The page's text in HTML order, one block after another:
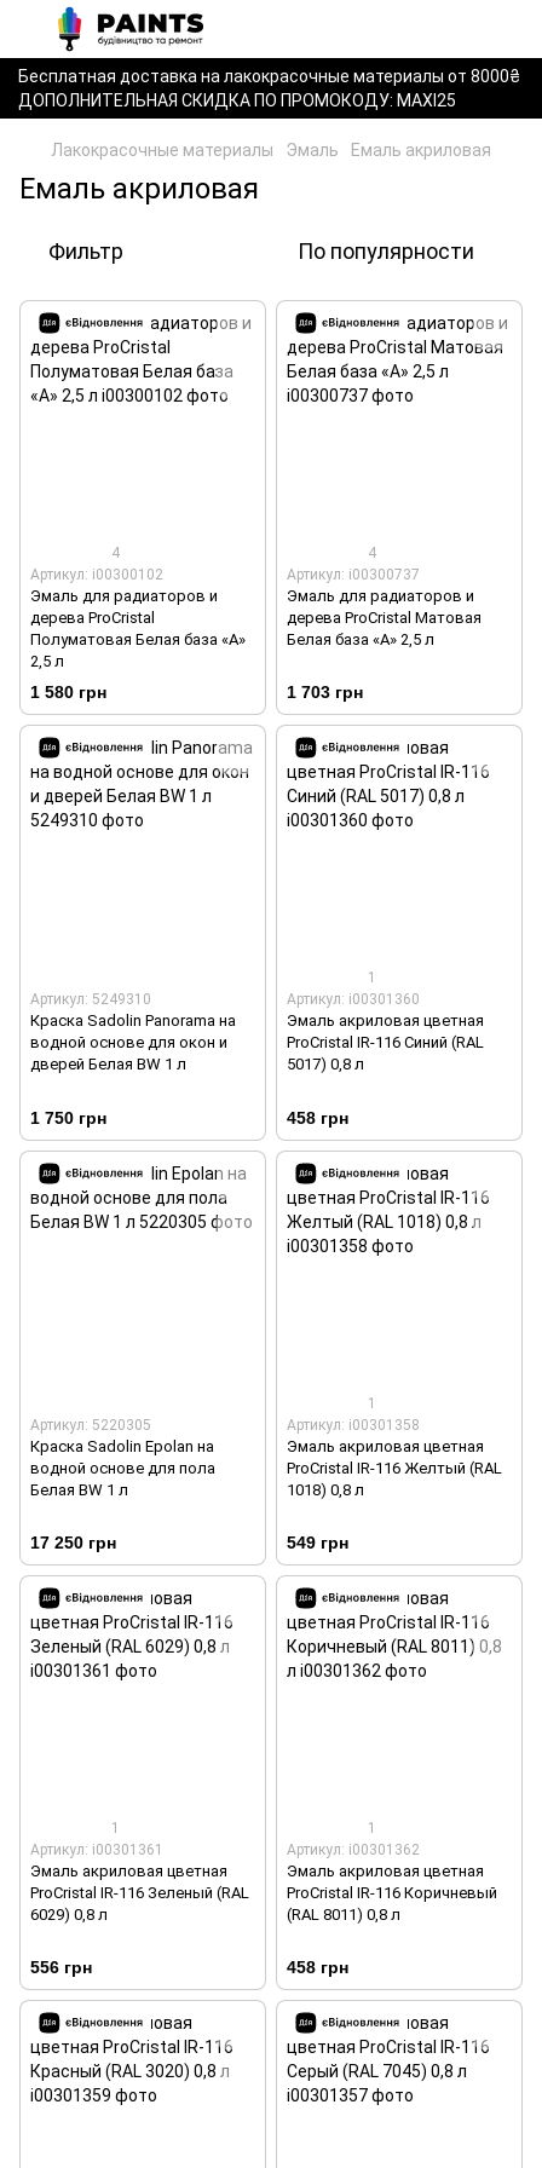
Бесплатная доставка на лакокрасочные материалы от 8000₴
ДОПОЛНИТЕЛЬНАЯ СКИДКА ПО ПРОМОКОДУ: MAXI25
Лакокрасочные материалы Эмаль Емаль акриловая
Емаль акриловая
Фильтр По популярности
4
Артикул: i00300102
Эмаль для радиаторов и
дерева ProCristal
Полуматовая Белая база «А»
2,5 л
1 580 грн
4
Артикул: i00300737
Эмаль для радиаторов и
дерева ProCristal Матовая
Белая база «А» 2,5 л
1 703 грн
Артикул: 5249310
Краска Sadolin Panorama на
водной основе для окон и
дверей Белая BW 1 л
1 750 грн
1
Артикул: i00301360
Эмаль акриловая цветная
ProCristal IR-116 Синий (RAL
5017) 0,8 л
458 грн
Артикул: 5220305
Краска Sadolin Epolan на
водной основе для пола
Белая BW 1 л
17 250 грн
1
Артикул: i00301358
Эмаль акриловая цветная
ProCristal IR-116 Желтый (RAL
1018) 0,8 л
549 грн
1
Артикул: i00301361
Эмаль акриловая цветная
ProCristal IR-116 Зеленый (RAL
6029) 0,8 л
556 грн
1
Артикул: i00301362
Эмаль акриловая цветная
ProCristal IR-116 Коричневый
(RAL 8011) 0,8 л
458 грн